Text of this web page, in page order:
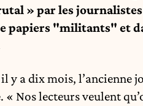
» par les
papiers "militants" et
y a dix mois, l’ancienne
« Nos lecteurs veulent